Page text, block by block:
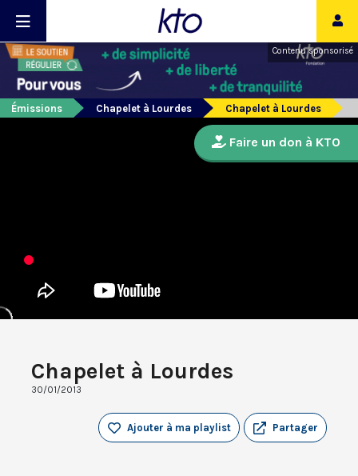
Contenu sponsorisé
Émissions Chapelet à Lourdes Chapelet à Lourdes
Chapelet à Lourdes
30/01/2013
Partager
Ajouter à ma playlist
Faire un don à KTO